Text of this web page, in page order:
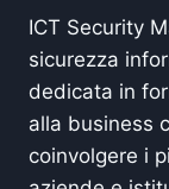
ICT Security
sicurezza
dedicata in
alla business
coinvolgere i